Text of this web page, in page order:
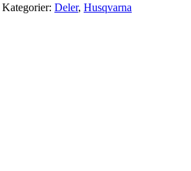
Kategorier: Deler, Husqvarna